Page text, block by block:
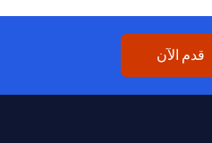
قدم الآن